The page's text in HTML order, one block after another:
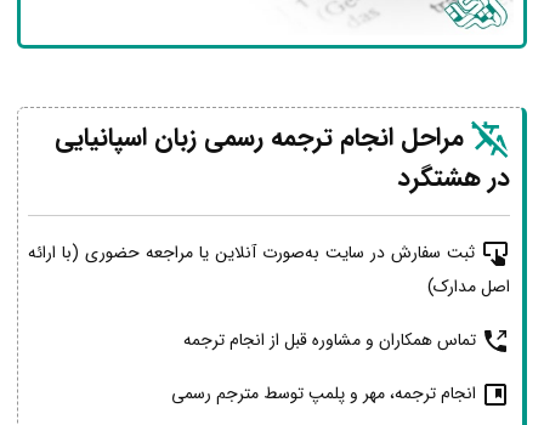
مراحل انجام ترجمه رسمی زبان اسپانیایی
در هشتگرد
ثبت سفارش در سایت به‌صورت آنلاین یا مراجعه حضوری (با ارائه
اصل مدارک)
تماس همکاران و مشاوره قبل از انجام ترجمه
انجام ترجمه، مهر و پلمپ توسط مترجم رسمی